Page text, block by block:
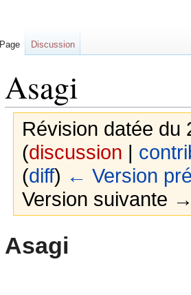
Asagi
Révision datée
(discussion |
(diff) ← Version
Version suivante
à
à
Asagi
Page Discussion